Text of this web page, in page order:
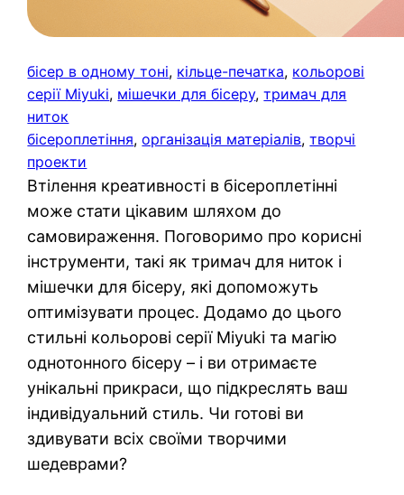
бісер в одному тоні, кільце-печатка, кольорові
серії Miyuki, мішечки для бісеру, тримач для
ниток
бісероплетіння, організація матеріалів, творчі
проекти
Втілення креативності в бісероплетінні
може стати цікавим шляхом до
самовираження. Поговоримо про корисні
інструменти, такі як тримач для ниток і
мішечки для бісеру, які допоможуть
оптимізувати процес. Додамо до цього
стильні кольорові серії Miyuki та магію
однотонного бісеру – і ви отримаєте
унікальні прикраси, що підкреслять ваш
індивідуальний стиль. Чи готові ви
здивувати всіх своїми творчими
шедеврами?